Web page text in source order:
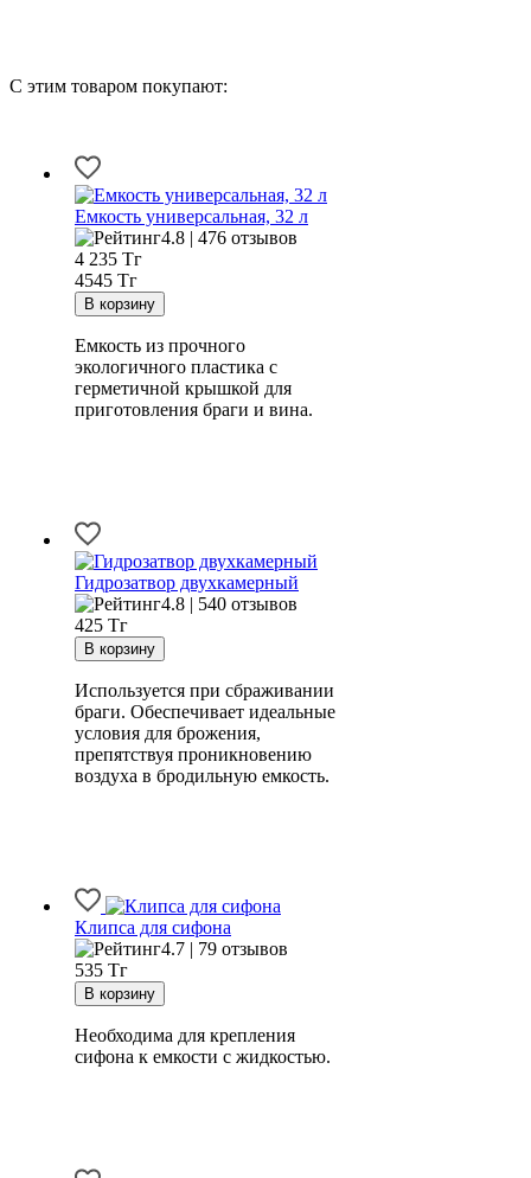
С этим товаром покупают:
Емкость универсальная, 32 л
4.8 | 476 отзывов
4 235 Тг
4545 Тг
Емкость из прочного
экологичного пластика с
герметичной крышкой для
приготовления браги и вина.
Гидрозатвор двухкамерный
4.8 | 540 отзывов
425 Тг
Используется при сбраживании
браги. Обеспечивает идеальные
условия для брожения,
препятствуя проникновению
воздуха в бродильную емкость.
Клипса для сифона
4.7 | 79 отзывов
535 Тг
Необходима для крепления
сифона к емкости с жидкостью.